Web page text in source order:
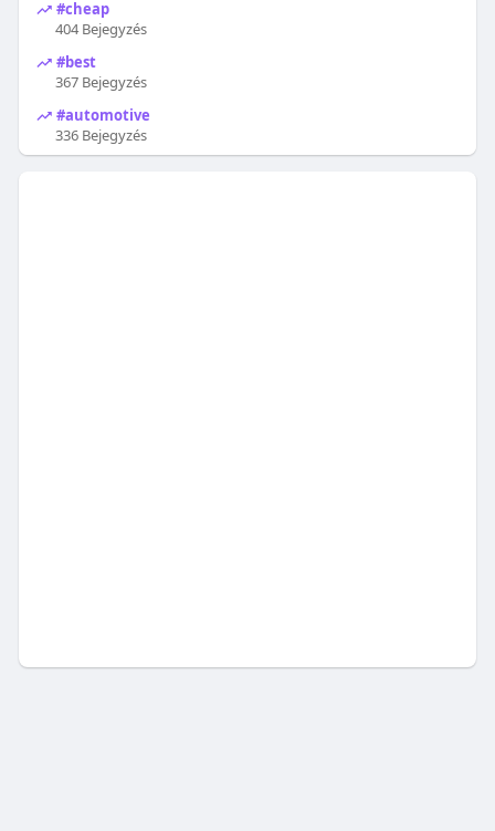
#cheap
404 Bejegyzés
#best
367 Bejegyzés
#automotive
336 Bejegyzés